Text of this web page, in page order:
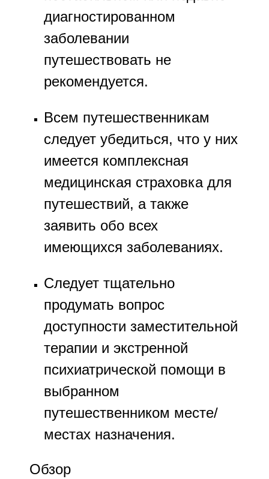
диагностированном
заболевании
путешествовать не
рекомендуется.
Всем путешественникам
следует убедиться, что у них
имеется комплексная
медицинская страховка для
путешествий, а также
заявить обо всех
имеющихся заболеваниях.
Следует тщательно
продумать вопрос
доступности заместительной
терапии и экстренной
психиатрической помощи в
выбранном
путешественником месте/
местах назначения.
Обзор